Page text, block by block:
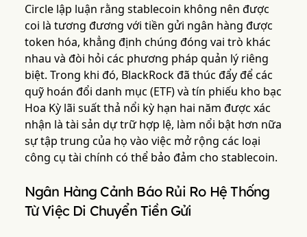
Circle lập luận rằng stablecoin không nên được
coi là tương đương với tiền gửi ngân hàng được
token hóa, khẳng định chúng đóng vai trò khác
nhau và đòi hỏi các phương pháp quản lý riêng
biệt. Trong khi đó, BlackRock đã thúc đẩy để các
quỹ hoán đổi danh mục (ETF) và tín phiếu kho bạc
Hoa Kỳ lãi suất thả nổi kỳ hạn hai năm được xác
nhận là tài sản dự trữ hợp lệ, làm nổi bật hơn nữa
sự tập trung của họ vào việc mở rộng các loại
công cụ tài chính có thể bảo đảm cho stablecoin.
Ngân Hàng Cảnh Báo Rủi Ro Hệ Thống
Từ Việc Di Chuyển Tiền Gửi